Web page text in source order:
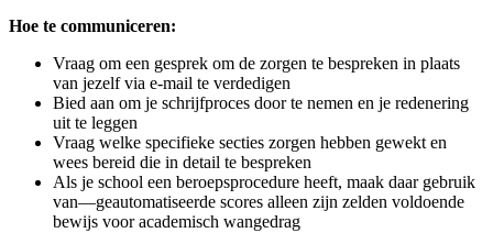
Hoe te communiceren:
Vraag om een gesprek om de zorgen te bespreken in plaats
van jezelf via e-mail te verdedigen
Bied aan om je schrijfproces door te nemen en je redenering
uit te leggen
Vraag welke specifieke secties zorgen hebben gewekt en
wees bereid die in detail te bespreken
Als je school een beroepsprocedure heeft, maak daar gebruik
van—geautomatiseerde scores alleen zijn zelden voldoende
bewijs voor academisch wangedrag